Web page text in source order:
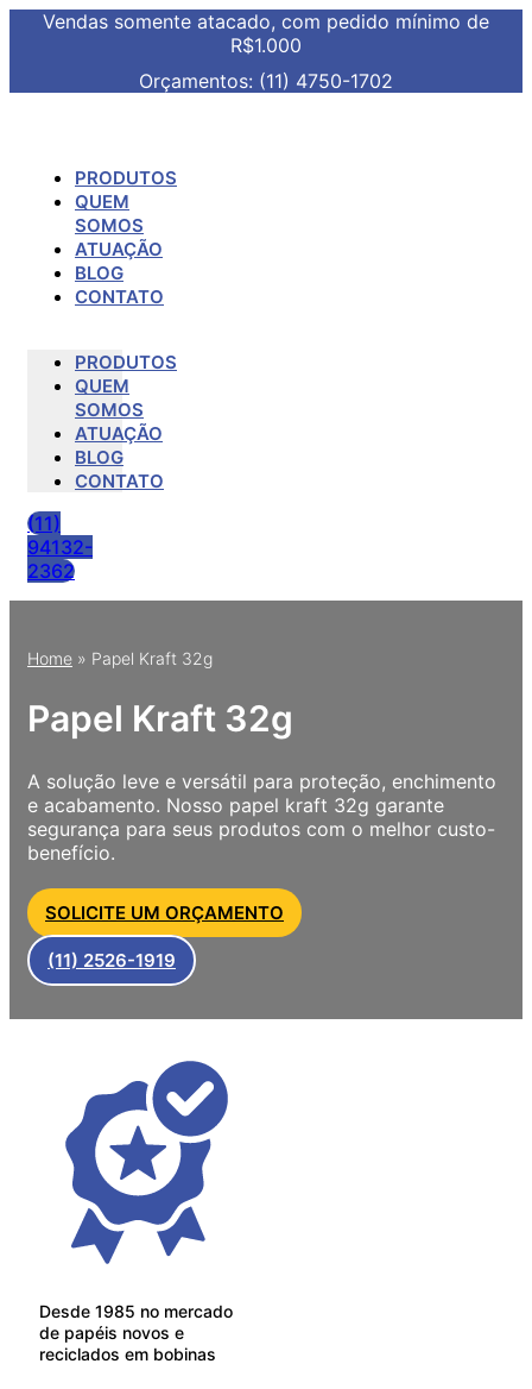
Vendas somente atacado, com pedido mínimo de
R$1.000
Orçamentos: (11) 4750-1702
PRODUTOS
QUEM
SOMOS
ATUAÇÃO
BLOG
CONTATO
PRODUTOS
QUEM
SOMOS
ATUAÇÃO
BLOG
CONTATO
(11)
94132-
2362
Home » Papel Kraft 32g
Papel Kraft 32g
A solução leve e versátil para proteção, enchimento
e acabamento. Nosso papel kraft 32g garante
segurança para seus produtos com o melhor custo-
benefício.
SOLICITE UM ORÇAMENTO
(11) 2526-1919
Desde 1985 no mercado
de papéis novos e
reciclados em bobinas